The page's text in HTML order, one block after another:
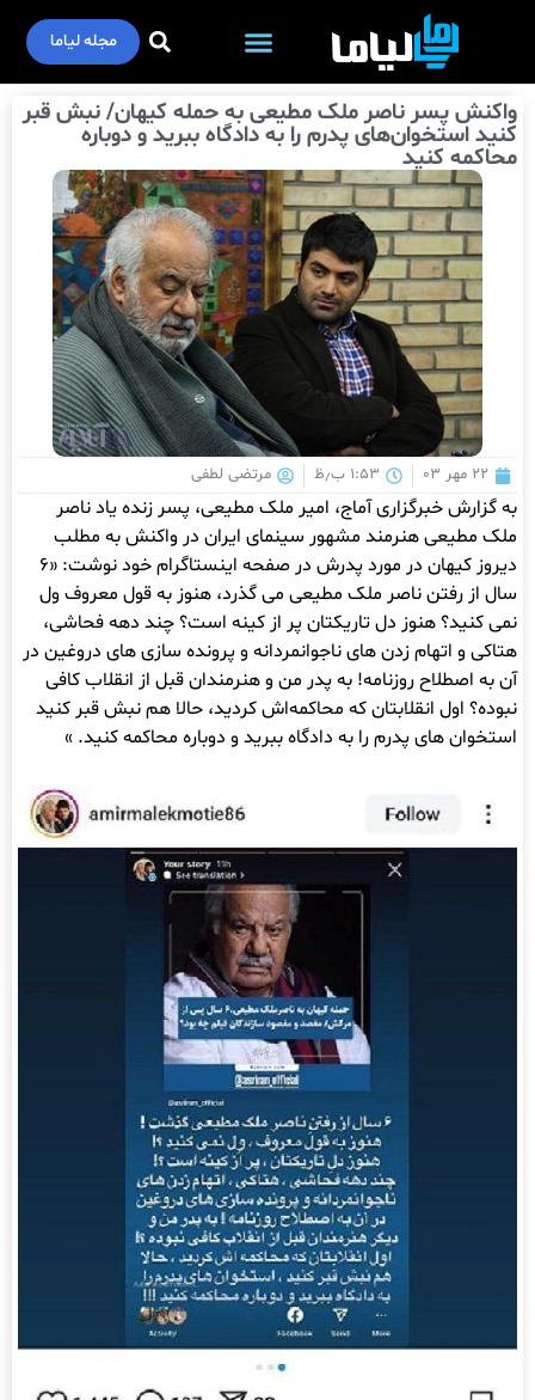
مجله لیاما
واکنش پسر ناصر ملک مطیعی به حمله کیهان/ نبش قبر
کنید استخوان‌های پدرم را به دادگاه ببرید و دوباره
محاکمه کنید
۲۲ مهر ۰۳ ۱:۵۳ ب٫ظ مرتضی لطفی
به گزارش خبرگزاری آماج، امیر ملک مطیعی، پسر زنده یاد ناصر
ملک مطیعی هنرمند مشهور سینمای ایران در واکنش به مطلب
دیروز کیهان در مورد پدرش در صفحه اینستاگرام خود نوشت: «۶
سال از رفتن ناصر ملک مطیعی می گذرد، هنوز به قول معروف ول
نمی کنید؟ هنوز دل تاریکتان پر از کینه است؟ چند دهه فحاشی،
هتاکی و اتهام زدن های ناجوانمردانه و پرونده سازی های دروغین در
آن به اصطلاح روزنامه! به پدر من و هنرمندان قبل از انقلاب کافی
نبوده؟ اول انقلابتان که محاکمه‌اش کردید، حالا هم نبش قبر کنید
استخوان های پدرم را به دادگاه ببرید و دوباره محاکمه کنید. »